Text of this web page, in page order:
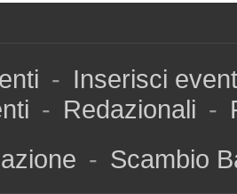
- Inserisci
- Redazionali -
- Scambio